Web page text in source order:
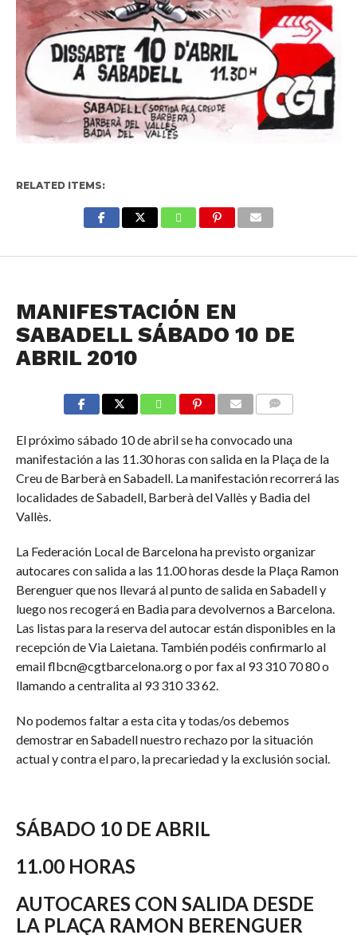
RELATED ITEMS:
MANIFESTACIÓN EN
SABADELL SÁBADO 10 DE
ABRIL 2010
El próximo sábado 10 de abril se ha convocado una
manifestación a las 11.30 horas con salida en la Plaça de la
Creu de Barberà en Sabadell. La manifestación recorrerá las
localidades de Sabadell, Barberà del Vallès y Badia del
Vallès.
La Federación Local de Barcelona ha previsto organizar
autocares con salida a las 11.00 horas desde la Plaça Ramon
Berenguer que nos llevará al punto de salida en Sabadell y
luego nos recogerá en Badia para devolvernos a Barcelona.
Las listas para la reserva del autocar están disponibles en la
recepción de Via Laietana. También podéis confirmarlo al
email flbcn@cgtbarcelona.org o por fax al 93 310 70 80 o
llamando a centralita al 93 310 33 62.
No podemos faltar a esta cita y todas/os debemos
demostrar en Sabadell nuestro rechazo por la situación
actual y contra el paro, la precariedad y la exclusión social.
SÁBADO 10 DE ABRIL
11.00 HORAS
AUTOCARES CON SALIDA DESDE
LA PLAÇA RAMON BERENGUER